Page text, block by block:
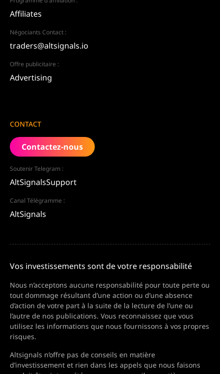
Affiliates
Négociants Contact :
traders@altsignals.io
Offre publicitaire :
Advertising
CONTACT
Contactez-nous
Soutenir Telegram :
AltSignalsSupport
Canal Télégramme :
AltSignals
Vos investissements sont de votre responsabilité
Nous n’acceptons aucune responsabilité pour toute perte ou
tout dommage résultant d’une action ou d’une absence
d’action de votre part à la suite de la lecture de l’une ou
l’autre de nos publications. Vous reconnaissez que vous
utilisez les informations que nous fournissons à vos propres
risques.
Altsignals n’offre pas de conseils en matière
d’investissement et rien dans les appels que nous faisons